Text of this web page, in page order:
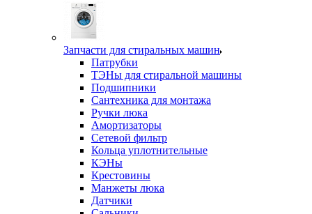
Запчасти для стиральных машин
Патрубки
ТЭНы для стиральной машины
Подшипники
Сантехника для монтажа
Ручки люка
Амортизаторы
Сетевой фильтр
Кольца уплотнительные
КЭНы
Крестовины
Манжеты люка
Датчики